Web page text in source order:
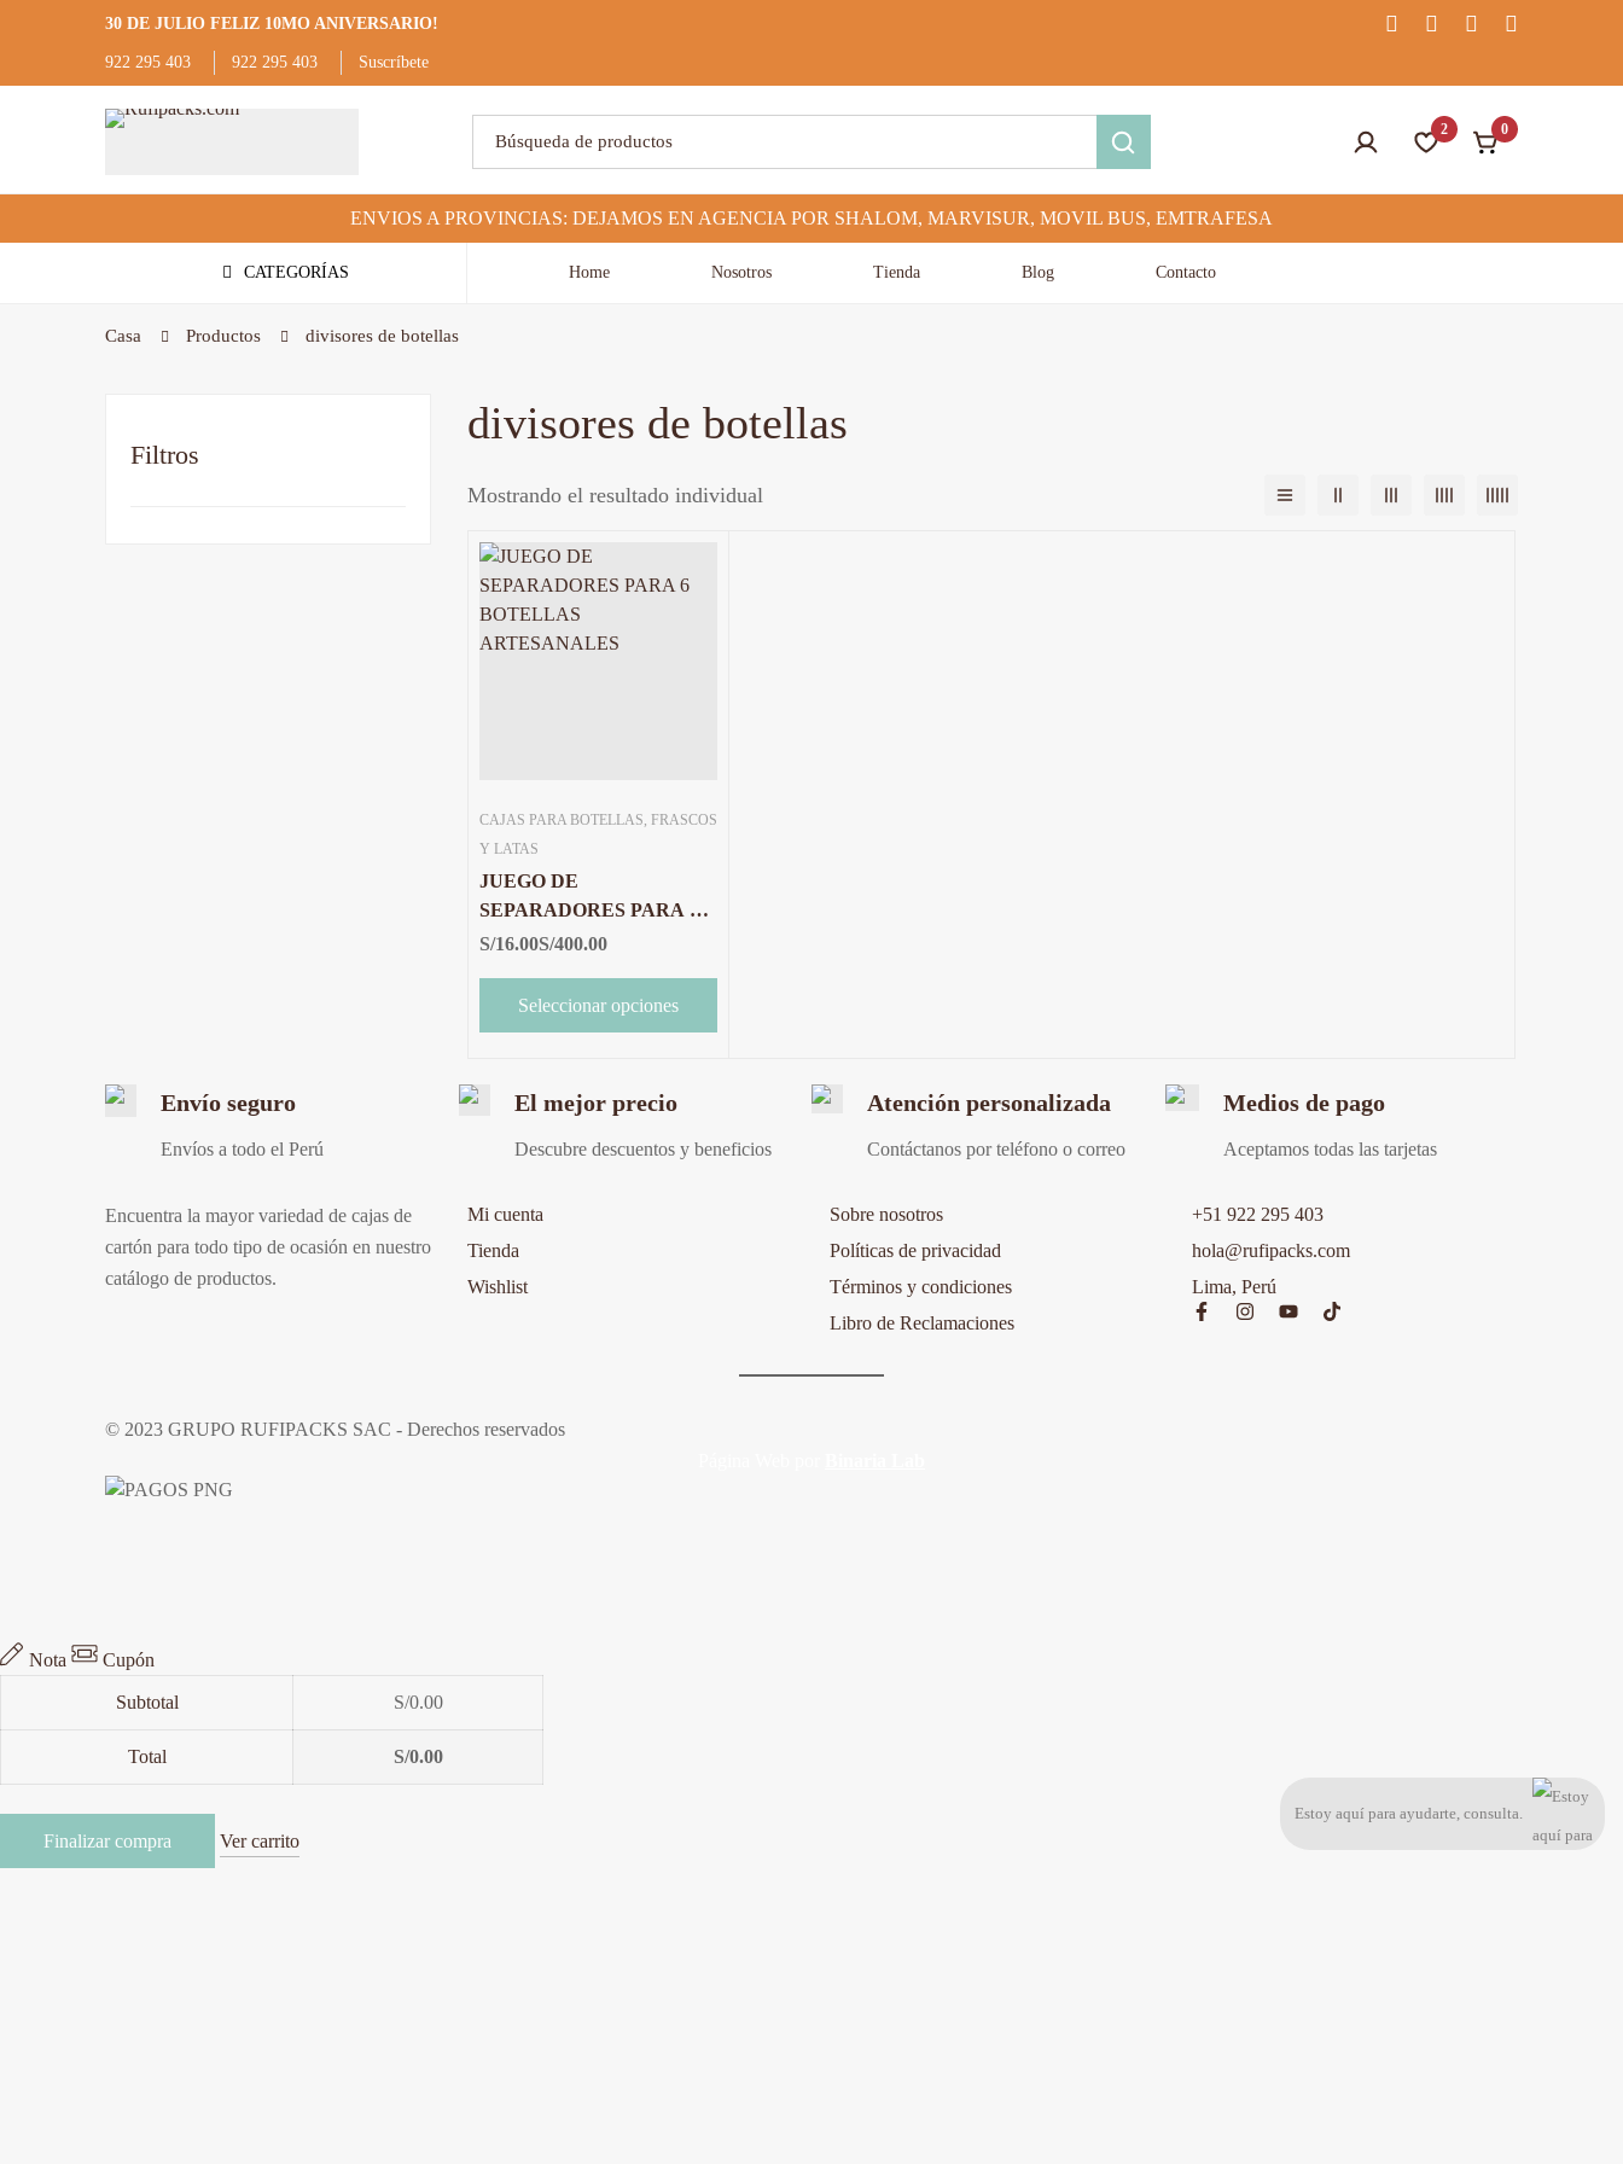
30 DE JULIO FELIZ 10MO ANIVERSARIO!
922 295 403 922 295 403 Suscríbete
2 0
CATEGORÍAS Home Nosotros Tienda Blog Contacto
Casa Productos divisores de botellas
Filtros
divisores de botellas
Mostrando el resultado individual
CAJAS PARA BOTELLAS, FRASCOS
Y LATAS
JUEGO DE
SEPARADORES PARA 6
BOTELLAS
S/16.00S/400.00
Seleccionar opciones
Envío seguro
Envíos a todo el Perú
El mejor precio
Descubre descuentos y beneficios
Atención personalizada
Contáctanos por teléfono o correo
Medios de pago
Aceptamos todas las tarjetas
Encuentra la mayor variedad de cajas de
cartón para todo tipo de ocasión en nuestro
catálogo de productos.
Mi cuenta
Tienda
Wishlist
Sobre nosotros
Políticas de privacidad
Términos y condiciones
Libro de Reclamaciones
+51 922 295 403
hola@rufipacks.com
Lima, Perú
© 2023 GRUPO RUFIPACKS SAC - Derechos reservados
Nota Cupón
Subtotal S/0.00
Total S/0.00
Finalizar compra Ver carrito
Estoy aquí para ayudarte, consulta.